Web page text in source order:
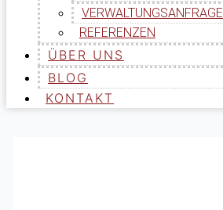
VERWALTUNGSANFRAGE
REFERENZEN
ÜBER UNS
BLOG
KONTAKT